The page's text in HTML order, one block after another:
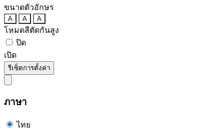
ขนาดตัวอักษร
A A A
โหมดสีตัดกันสูง
ปิด
เปิด
รีเซ็ตการตั้งค่า
ภาษา
ไทย